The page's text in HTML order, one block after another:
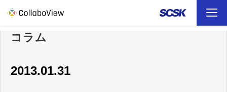
TOP
ソリューション
コラム
2013.01.31